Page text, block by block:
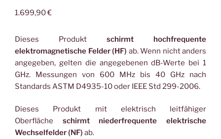
1.699,90€
Dieses Produkt schirmt hochfrequente
elektromagnetische Felder (HF) ab. Wenn nicht anders
angegeben, gelten die angegebenen dB-Werte bei 1
GHz. Messungen von 600 MHz bis 40 GHz nach
Standards ASTM D4935-10 oder IEEE Std 299-2006.
Dieses Produkt mit elektrisch leitfähiger
Oberfläche schirmt niederfrequente elektrische
Wechselfelder (NF) ab.